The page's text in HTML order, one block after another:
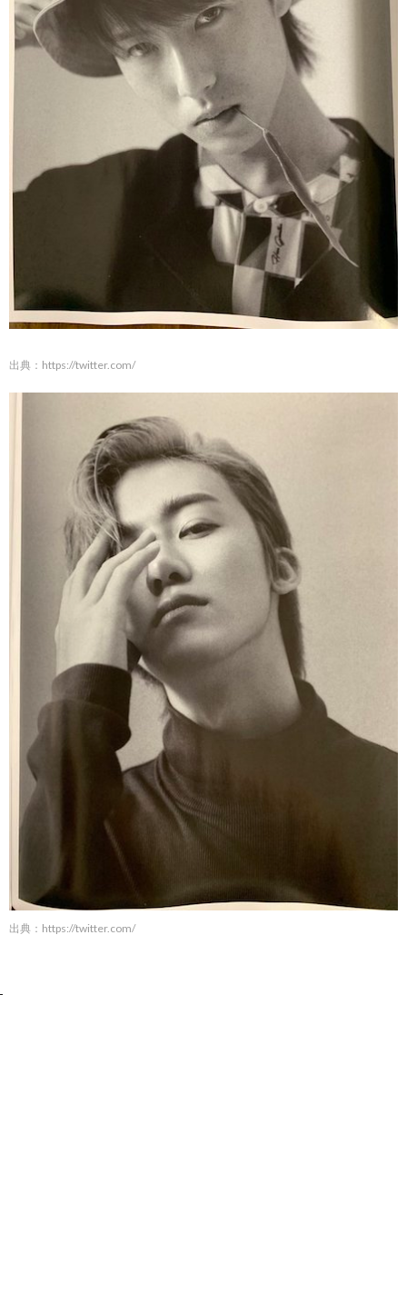
出典： https://twitter.com/
出典： https://twitter.com/